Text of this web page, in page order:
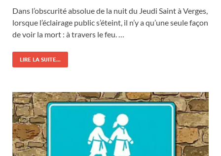
Dans l’obscurité absolue de la nuit du Jeudi Saint à Verges,
lorsque l’éclairage public s’éteint, il n’y a qu’une seule façon
de voir la mort : à travers le feu. …
LIRE LA SUITE...